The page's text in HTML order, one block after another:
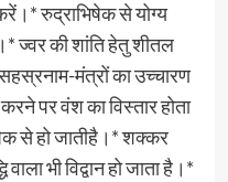
रुद्राभिषेक से योग्य
ज्वर की शांति हेतु शीतल
मंत्रों का उच्चारण
पर वंश का विस्तार होता
से हो जातीहै।* शक्कर
भी विद्वान हो जाता है।*